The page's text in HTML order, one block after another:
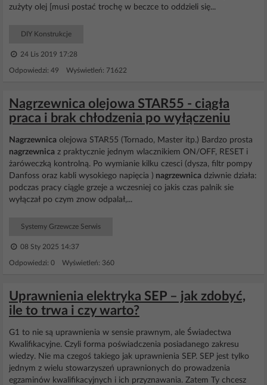
zużyty olej [musi postać trochę w beczce to oddzieli się...
DIY Konstrukcje
24 Lis 2019 17:28
Odpowiedzi: 49 Wyświetleń: 71622
Nagrzewnica olejowa STAR55 - ciągła
praca i brak chłodzenia po wyłączeniu
Nagrzewnica olejowa STAR55 (Tornado, Master itp.) Bardzo prosta
nagrzewnica z praktycznie jednym wlacznikiem ON/OFF, RESET i
żaróweczką kontrolną. Po wymianie kilku czesci (dysza, filtr pompy
Danfoss oraz kabli wysokiego napięcia ) nagrzewnica dziwnie działa:
podczas pracy ciągle grzeje a wczesniej co jakis czas palnik sie
wyłączał po czym znow odpalał,...
Systemy Grzewcze Serwis
08 Sty 2025 14:37
Odpowiedzi: 0 Wyświetleń: 360
Uprawnienia elektryka SEP – jak zdobyć,
ile to trwa i czy warto?
G1 to nie są uprawnienia w sensie prawnym, ale Świadectwa
Kwalifikacyjne. Czyli forma poświadczenia posiadanego zakresu
wiedzy. Nie ma czegoś takiego jak uprawnienia SEP. SEP jest tylko
jednym z wielu stowarzyszeń uprawnionych do prowadzenia
egzaminów kwalifikacyjnych i ich przyznawania. Zatem Ty chcesz